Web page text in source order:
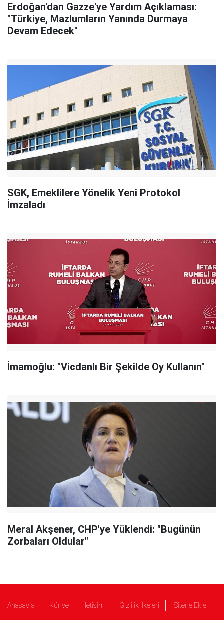
Erdoğan'dan Gazze'ye Yardım Açıklaması:
"Türkiye, Mazlumların Yanında Durmaya
Devam Edecek"
SGK, Emeklilere Yönelik Yeni Protokol
İmzaladı
İmamoğlu: "Vicdanlı Bir Şekilde Oy Kullanın"
Meral Akşener, CHP'ye Yüklendi: "Bugünün
Zorbaları Oldular"
Anasayfa Künye İletişim Gizlilik İlkeleri Sitene Ekle